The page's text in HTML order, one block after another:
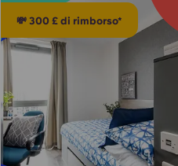
💸 300 £ di rimborso*